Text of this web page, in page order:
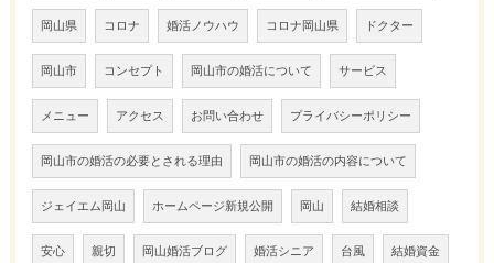
岡山県 コロナ 婚活ノウハウ コロナ岡山県 ドクター
岡山市 コンセプト 岡山市の婚活について サービス
メニュー アクセス お問い合わせ プライバシーポリシー
岡山市の婚活の必要とされる理由 岡山市の婚活の内容について
ジェイエム岡山 ホームページ新規公開 岡山 結婚相談
安心 親切 岡山婚活ブログ 婚活シニア 台風 結婚資金